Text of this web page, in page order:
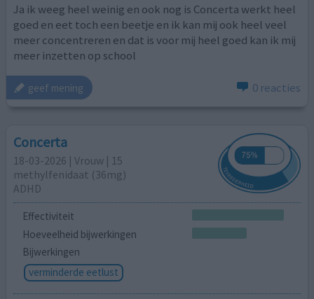
Ja ik weeg heel weinig en ook nog is Concerta werkt heel
goed en eet toch een beetje en ik kan mij ook heel veel
meer concentreren en dat is voor mij heel goed kan ik mij
meer inzetten op school
geef mening 0 reacties
Concerta
18-03-2026 | Vrouw | 15
methylfenidaat (36mg)
ADHD
Effectiviteit
Hoeveelheid bijwerkingen
Bijwerkingen
verminderde eetlust